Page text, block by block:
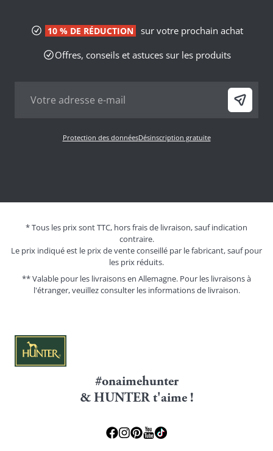
10 % DE RÉDUCTION
sur votre prochain achat
Offres, conseils et astuces sur les produits
Protection des donnéesDésinscription gratuite
* Tous les prix sont TTC, hors frais de livraison, sauf indication
contraire.
Le prix indiqué est le prix de vente conseillé par le fabricant, sauf pour
les prix réduits.
** Valable pour les livraisons en Allemagne. Pour les livraisons à
l'étranger, veuillez consulter les informations de livraison.
#onaimehunter
& HUNTER t'aime !